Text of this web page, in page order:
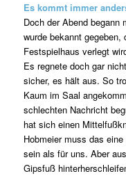
Es kommt immer
Doch der Abend begann
wurde bekannt
Festspielhaus verlegt
Es regnete doch gar
sicher, es hält aus. So
Kaum im Saal
schlechten Nachricht
hat sich einen
Hobmeier muss das
sein als für uns. Aber
Gipsfuß